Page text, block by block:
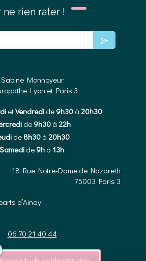
rien rater !
Sabine Monnoyeur
Lyon et Paris 3
etVendredide 9h30à 20h30
de 9h30 à 22h
de 8h30à 20h30
Samedide 9hà 13h
18 Rue Notre-Dame de Nazareth
75003 Paris 3
d’Ainay
06 70 21 40 44